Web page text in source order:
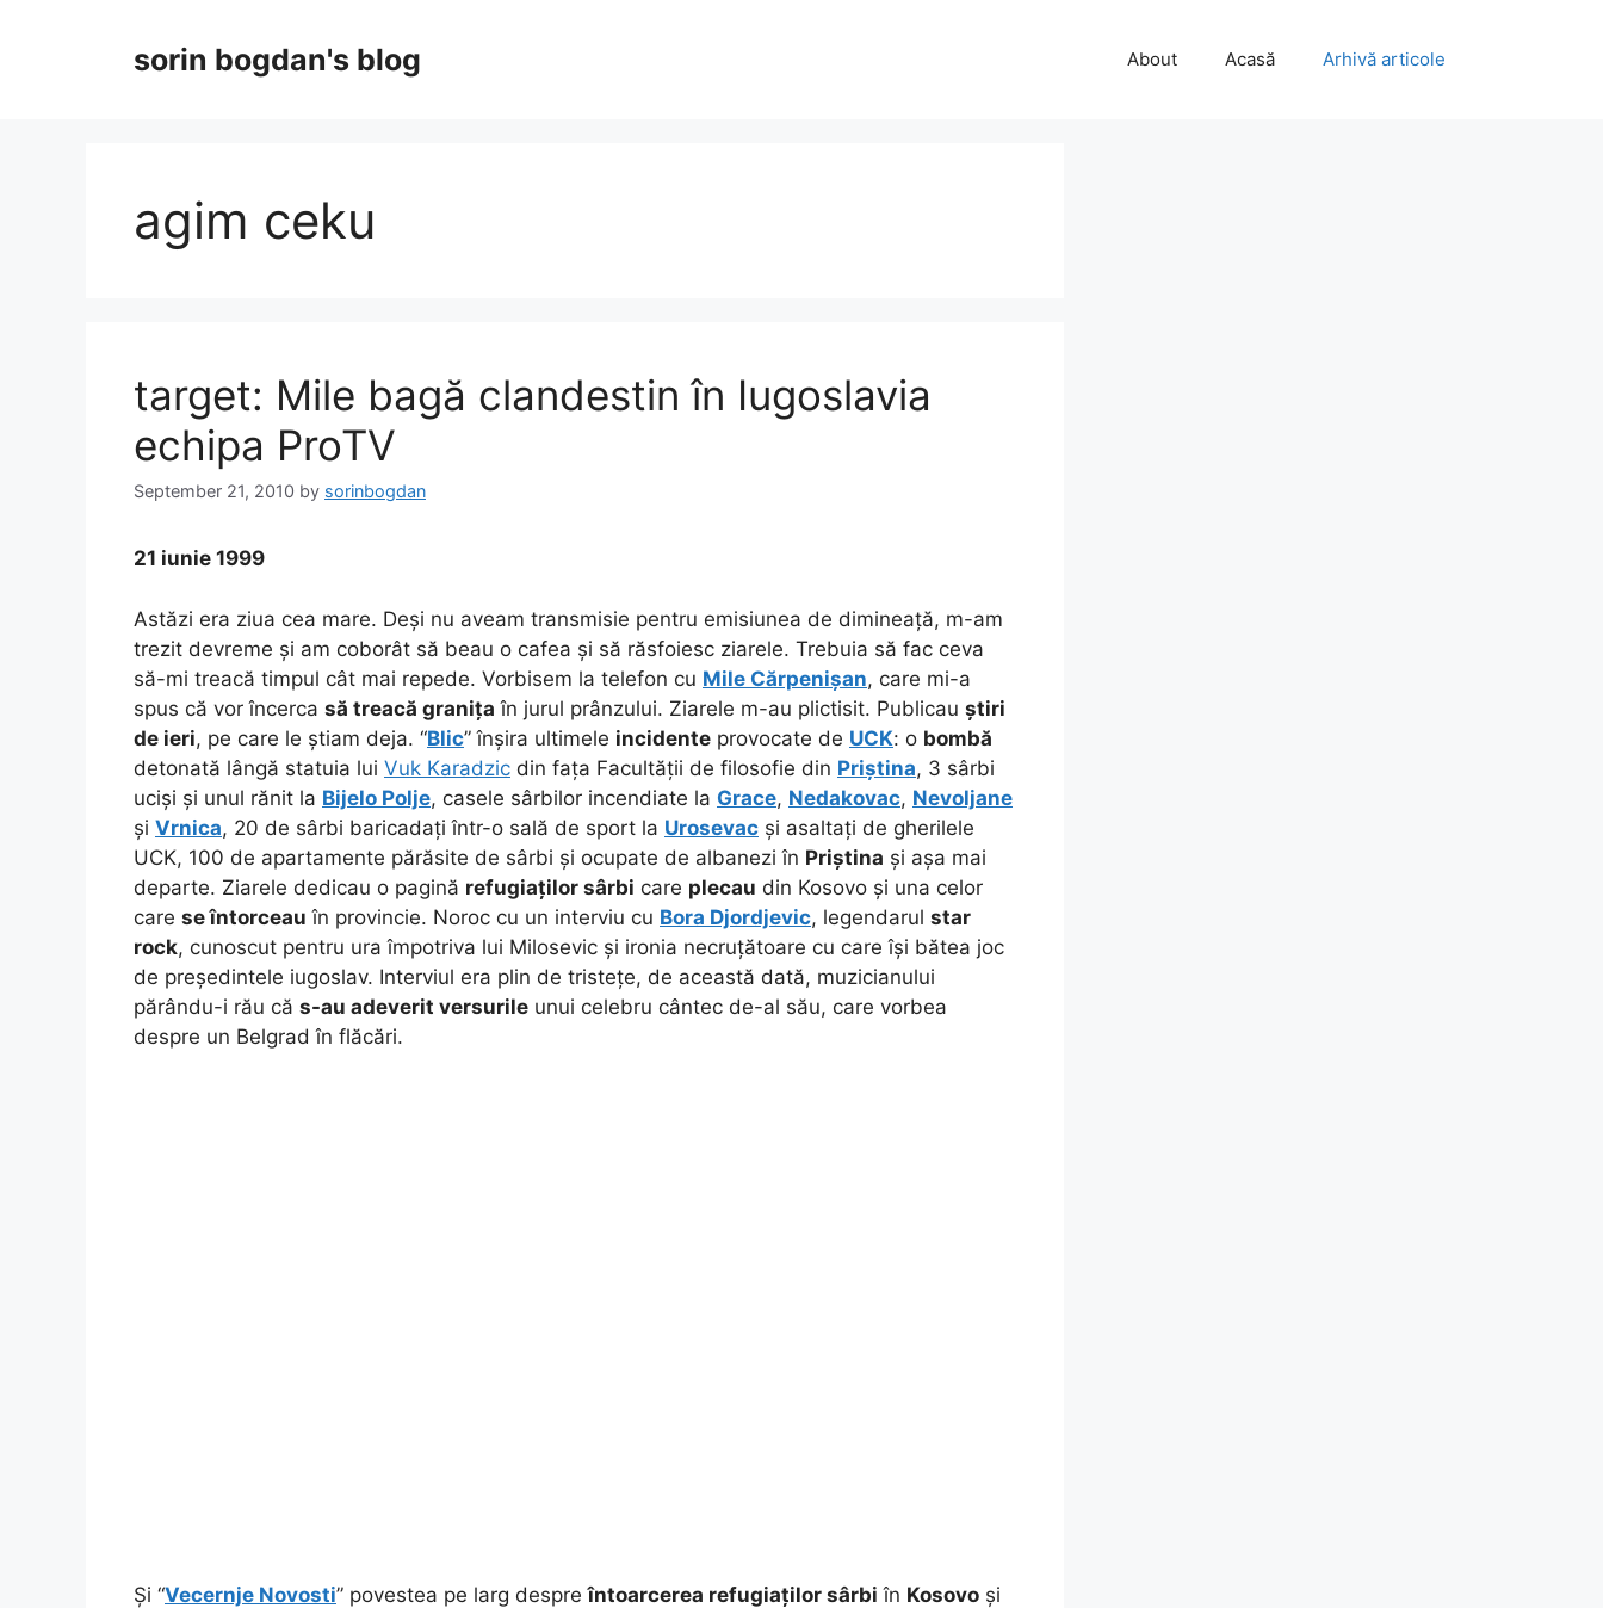
sorin bogdan's blog About Acasă Arhivă articole
agim ceku
target: Mile bagă clandestin în Iugoslavia
echipa ProTV
September 21, 2010 by sorinbogdan
21 iunie 1999
Astăzi era ziua cea mare. Deși nu aveam transmisie pentru emisiunea de dimineață, m-am
trezit devreme și am coborât să beau o cafea și să răsfoiesc ziarele. Trebuia să fac ceva
să-mi treacă timpul cât mai repede. Vorbisem la telefon cu Mile Cărpenișan, care mi-a
spus că vor încerca să treacă granița în jurul prânzului. Ziarele m-au plictisit. Publicau știri
de ieri, pe care le știam deja. “Blic” înșira ultimele incidente provocate de UCK: o bombă
detonată lângă statuia lui Vuk Karadzic din fața Facultății de filosofie din Priștina, 3 sârbi
uciși și unul rănit la Bijelo Polje, casele sârbilor incendiate la Grace, Nedakovac, Nevoljane
și Vrnica, 20 de sârbi baricadați într-o sală de sport la Urosevac și asaltați de gherilele
UCK, 100 de apartamente părăsite de sârbi și ocupate de albanezi în Priștina și așa mai
departe. Ziarele dedicau o pagină refugiaților sârbi care plecau din Kosovo și una celor
care se întorceau în provincie. Noroc cu un interviu cu Bora Djordjevic, legendarul star
rock, cunoscut pentru ura împotriva lui Milosevic și ironia necruțătoare cu care își bătea joc
de președintele iugoslav. Interviul era plin de tristețe, de această dată, muzicianului
părându-i rău că s-au adeverit versurile unui celebru cântec de-al său, care vorbea
despre un Belgrad în flăcări.
Și “Vecernje Novosti” povestea pe larg despreîntoarcerea refugiaților sârbi în Kosovo și